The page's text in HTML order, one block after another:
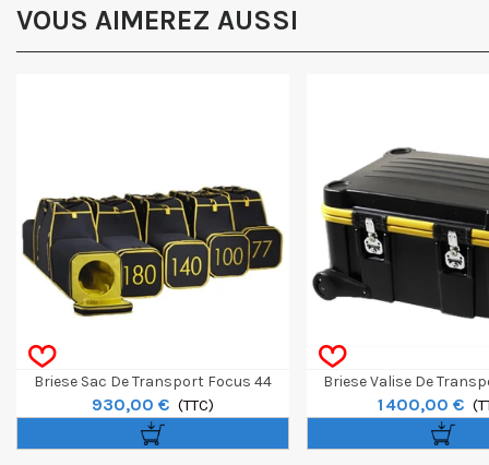
VOUS AIMEREZ AUSSI
Briese Sac De Transport Focus 44
930,00 € (TTC)
Briese Valise De
4KW
1 400,00 €